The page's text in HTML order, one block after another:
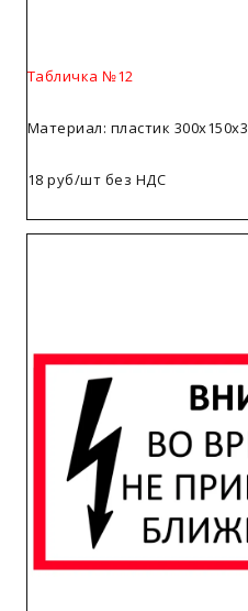
Табличка №12
Материал: пластик 300х150х3
18 руб/шт без НДС